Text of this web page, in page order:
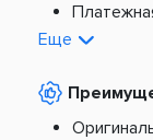
Платная
По
Платная
На
Еще